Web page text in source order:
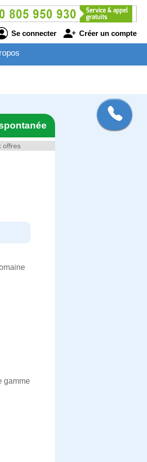
Se connecter Créer un compte
offres
gamme